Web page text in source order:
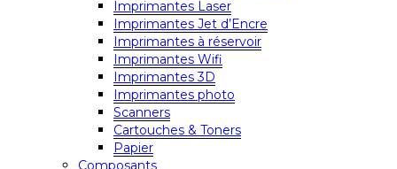
Imprimantes Laser
Imprimantes Jet d’Encre
Imprimantes à réservoir
Imprimantes Wifi
Imprimantes 3D
Imprimantes photo
Scanners
Cartouches & Toners
Papier
Composants